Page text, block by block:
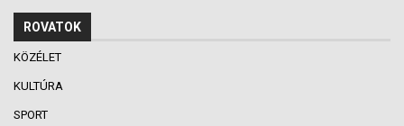
ROVATOK
KÖZÉLET
KULTÚRA
SPORT